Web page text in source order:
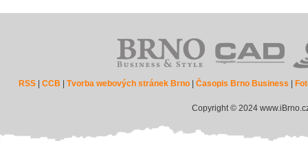
RSS |CCB |Tvorba webových stránek Brno |Časopis Brno Business
Copyright © 2024